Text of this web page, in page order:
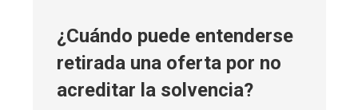
¿Cuándo puede entenderse
retirada una oferta por no
acreditar la solvencia?